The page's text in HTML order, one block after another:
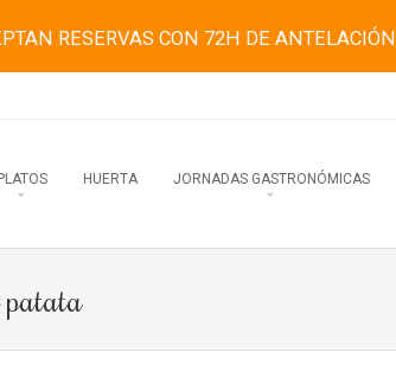
PLATOS HUERTA JORNADAS GASTRONÓMICAS
patata
RESERVAS CON 72H DE ANTELACIÓN